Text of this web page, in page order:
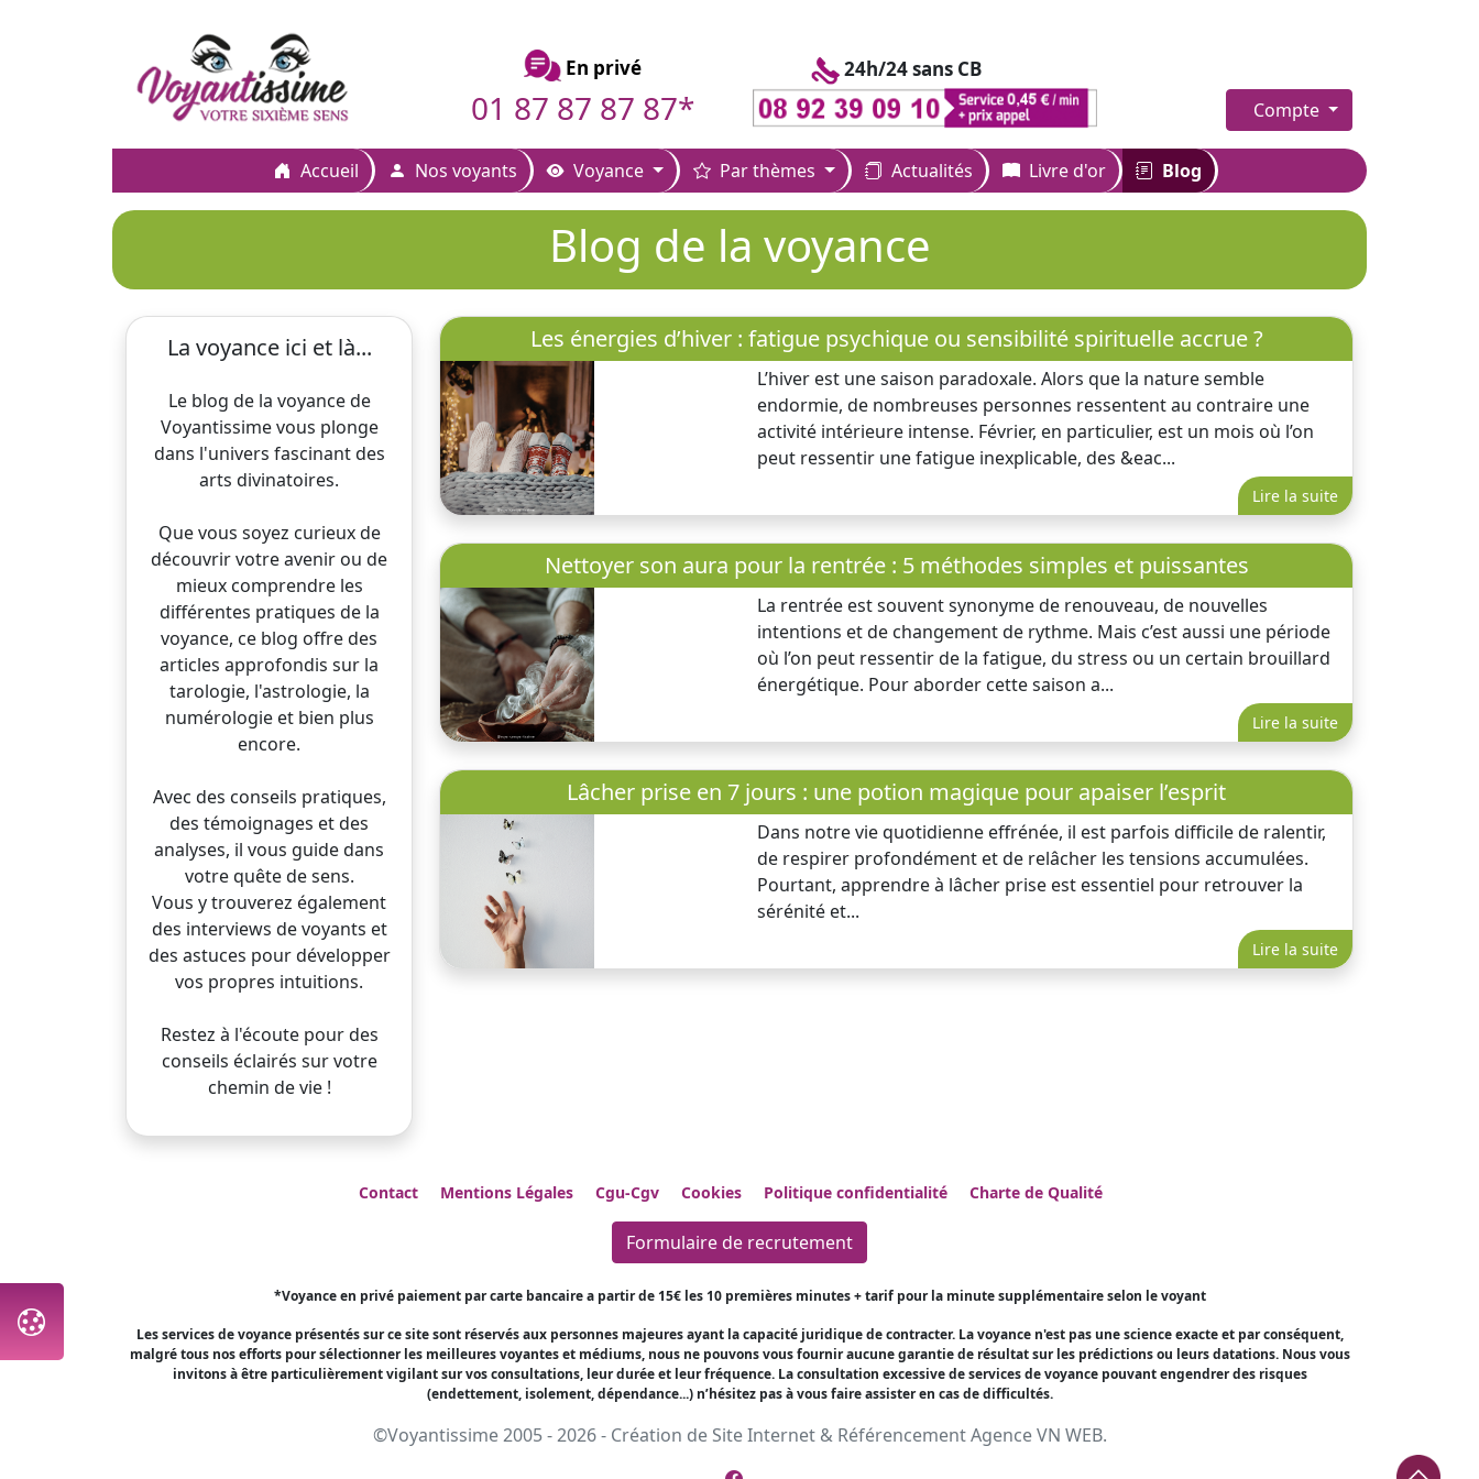
En privé
01 87 87 87 87*
24h/24 sans CB
Compte
Accueil Nos voyants Voyance Par thèmes Actualités Livre d'or Blog
Blog de la voyance
La voyance ici et là...
Le blog de la voyance de
Voyantissime vous plonge
dans l'univers fascinant des
arts divinatoires.
Que vous soyez curieux de
découvrir votre avenir ou de
mieux comprendre les
différentes pratiques de la
voyance, ce blog offre des
articles approfondis sur la
tarologie, l'astrologie, la
numérologie et bien plus
encore.
Avec des conseils pratiques,
des témoignages et des
analyses, il vous guide dans
votre quête de sens.
Vous y trouverez également
des interviews de voyants et
des astuces pour développer
vos propres intuitions.
Restez à l'écoute pour des
conseils éclairés sur votre
chemin de vie !
Les énergies d’hiver : fatigue psychique ou sensibilité spirituelle accrue ?
L’hiver est une saison paradoxale. Alors que la nature semble
endormie, de nombreuses personnes ressentent au contraire une
activité intérieure intense. Février, en particulier, est un mois où l’on
peut ressentir une fatigue inexplicable, des &eac...
Lire la suite
Nettoyer son aura pour la rentrée : 5 méthodes simples et puissantes
La rentrée est souvent synonyme de renouveau, de nouvelles
intentions et de changement de rythme. Mais c’est aussi une période
où l’on peut ressentir de la fatigue, du stress ou un certain brouillard
énergétique. Pour aborder cette saison a...
Lire la suite
Lâcher prise en 7 jours : une potion magique pour apaiser l’esprit
Dans notre vie quotidienne effrénée, il est parfois difficile de ralentir,
de respirer profondément et de relâcher les tensions accumulées.
Pourtant, apprendre à lâcher prise est essentiel pour retrouver la
sérénité et...
Lire la suite
Contact Mentions Légales Cgu-Cgv Cookies Politique confidentialité Charte de Qualité
Formulaire de recrutement
*Voyance en privé paiement par carte bancaire a partir de 15€ les 10 premières minutes + tarif pour la minute supplémentaire selon le voyant
Les services de voyance présentés sur ce site sont réservés aux personnes majeures ayant la capacité juridique de contracter. La voyance n'est pas une science exacte et par conséquent,
malgré tous nos efforts pour sélectionner les meilleures voyantes et médiums, nous ne pouvons vous fournir aucune garantie de résultat sur les prédictions ou leurs datations. Nous vous
invitons à être particulièrement vigilant sur vos consultations, leur durée et leur fréquence. La consultation excessive de services de voyance pouvant engendrer des risques
(endettement, isolement, dépendance...) n’hésitez pas à vous faire assister en cas de difficultés.
©Voyantissime 2005 - 2026 - Création de Site Internet& RéférencementAgence VN WEB.